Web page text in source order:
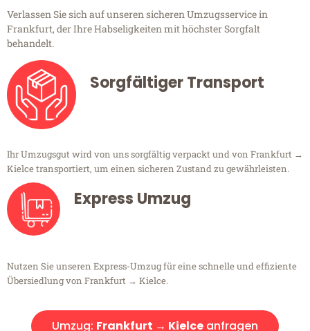
Verlassen Sie sich auf unseren sicheren Umzugsservice in
Frankfurt, der Ihre Habseligkeiten mit höchster Sorgfalt
behandelt.
Sorgfältiger Transport
Ihr Umzugsgut wird von uns sorgfältig verpackt und von Frankfurt →
Kielce transportiert, um einen sicheren Zustand zu gewährleisten.
Express Umzug
Nutzen Sie unseren Express-Umzug für eine schnelle und effiziente
Übersiedlung von Frankfurt → Kielce.
Umzug: Frankfurt → Kielce anfragen